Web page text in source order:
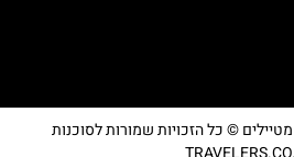
© כל הזכויות שמורות לסוכנות